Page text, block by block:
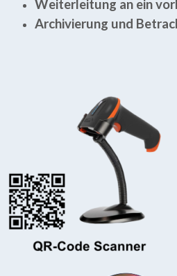
Weiterleitung an ein
Archivierung und